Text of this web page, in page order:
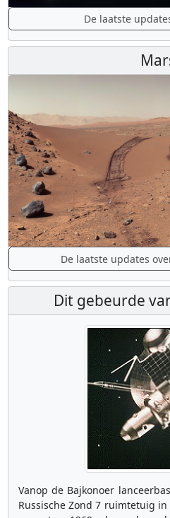
De laatste
De laatste updates
Dit gebeurde
Vanop de Bajkonoer
Russische Zond 7 ruimtetuig